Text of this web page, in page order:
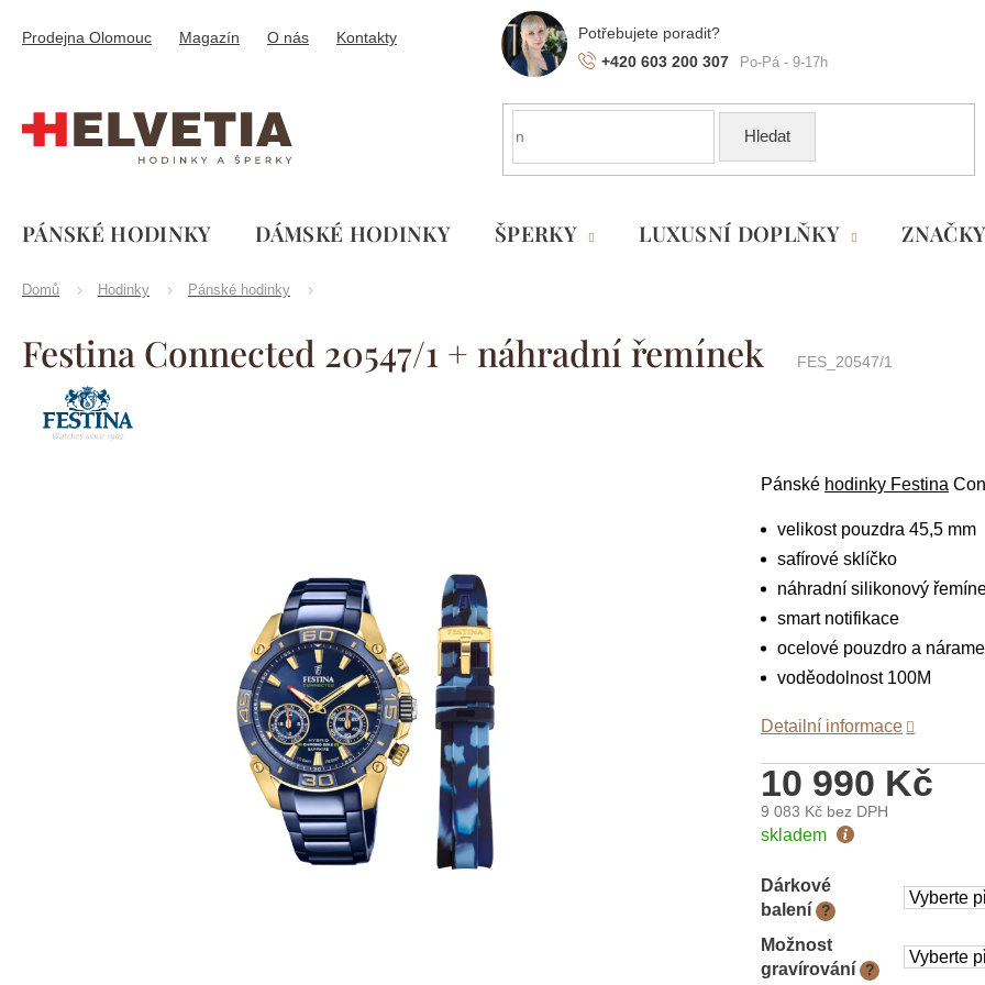
obsah
+420 603 200 307
Prodejna Olomouc Magazín O nás Kontakty
Hledat
PÁNSKÉ HODINKY DÁMSKÉ HODINKY ŠPERKY LUXUSNÍ DOPLŇKY ZNAČKY
Domů Hodinky Pánské hodinky
Festina Connected 20547/1 + náhradní řemínek FES_20547/1
Značka:Festina
10 990 Kč
9 083 Kč bez DPH
Měrná
skladem
Dárkové
balení
?
Možnost
gravírování
?
Pánské hodinky Festina
velikost pouzdra 45,5 mm
safírové sklíčko
náhradní silikonový
smart notifikace
ocelové pouzdro a
voděodolnost 100M
Detailní informace